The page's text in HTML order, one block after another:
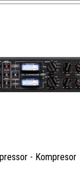
- Kompresor